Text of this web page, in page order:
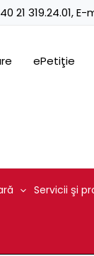
21 319.24.01, E-
ePetiţie
Servicii şi